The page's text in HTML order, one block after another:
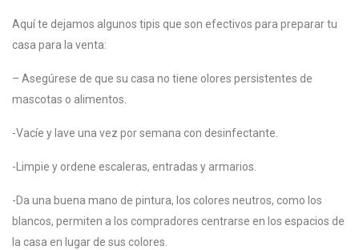
Aquí te dejamos algunos tipis que son efectivos para preparar tu
casa para la venta:
– Asegúrese de que su casa no tiene olores persistentes de
mascotas o alimentos.
-Vacíe y lave una vez por semana con desinfectante.
-Limpie y ordene escaleras, entradas y armarios.
-Da una buena mano de pintura, los colores neutros, como los
blancos, permiten a los compradores centrarse en los espacios de
la casa en lugar de sus colores.